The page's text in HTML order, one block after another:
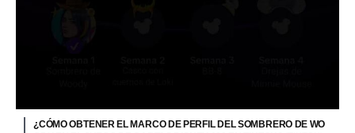
¿CÓMO OBTENER EL MARCO DE PERFIL DEL SOMBRERO DE WO